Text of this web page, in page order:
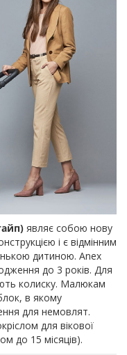
являє собою нову
і є відмінним
дитиною. Anex
до 3 років. Для
колиску. Малюкам
в якому
для немовлят.
для вікової
до 15 місяців).